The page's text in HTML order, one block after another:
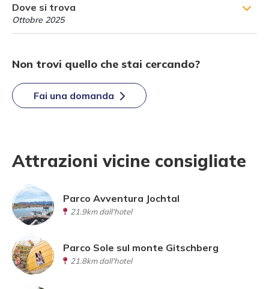
Dove si trova
Ottobre 2025
Non trovi quello che stai cercando?
Fai una domanda
Attrazioni vicine consigliate
Parco Avventura Jochtal
21.9km dall'hotel
Parco Sole sul monte Gitschberg
21.8km dall'hotel